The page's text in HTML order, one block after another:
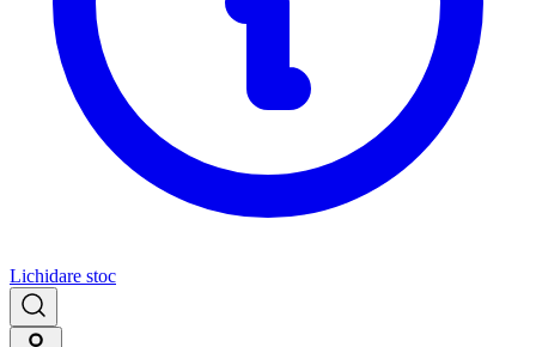
Lichidare stoc